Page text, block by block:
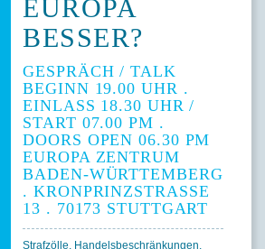
EUROPA
BESSER?
GESPRÄCH / TALK
BEGINN 19.00 UHR .
EINLASS 18.30 UHR /
START 07.00 PM .
DOORS OPEN 06.30 PM
EUROPA ZENTRUM
BADEN-WÜRTTEMBERG
. KRONPRINZSTRASSE
13 . 70173 STUTTGART
Strafzölle, Handelsbeschränkungen,